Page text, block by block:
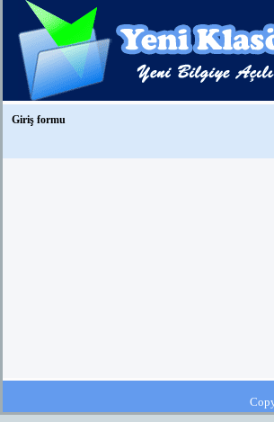
Giriş formu